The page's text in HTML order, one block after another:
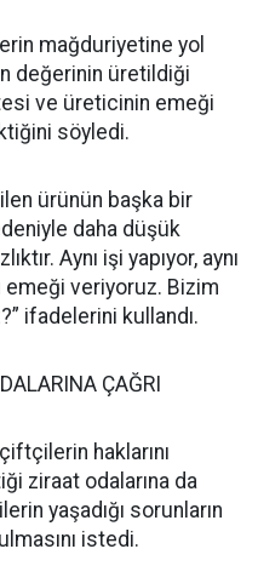
mağduriyetine yol
değerinin üretildiği
ve üreticinin emeği
söyledi.
ürünün başka bir
daha düşük
Aynı işi yapıyor, aynı
emeği veriyoruz. Bizim
ifadelerini kullandı.
ÇAĞRI
haklarını
ziraat odalarına da
yaşadığı sorunların
istedi.